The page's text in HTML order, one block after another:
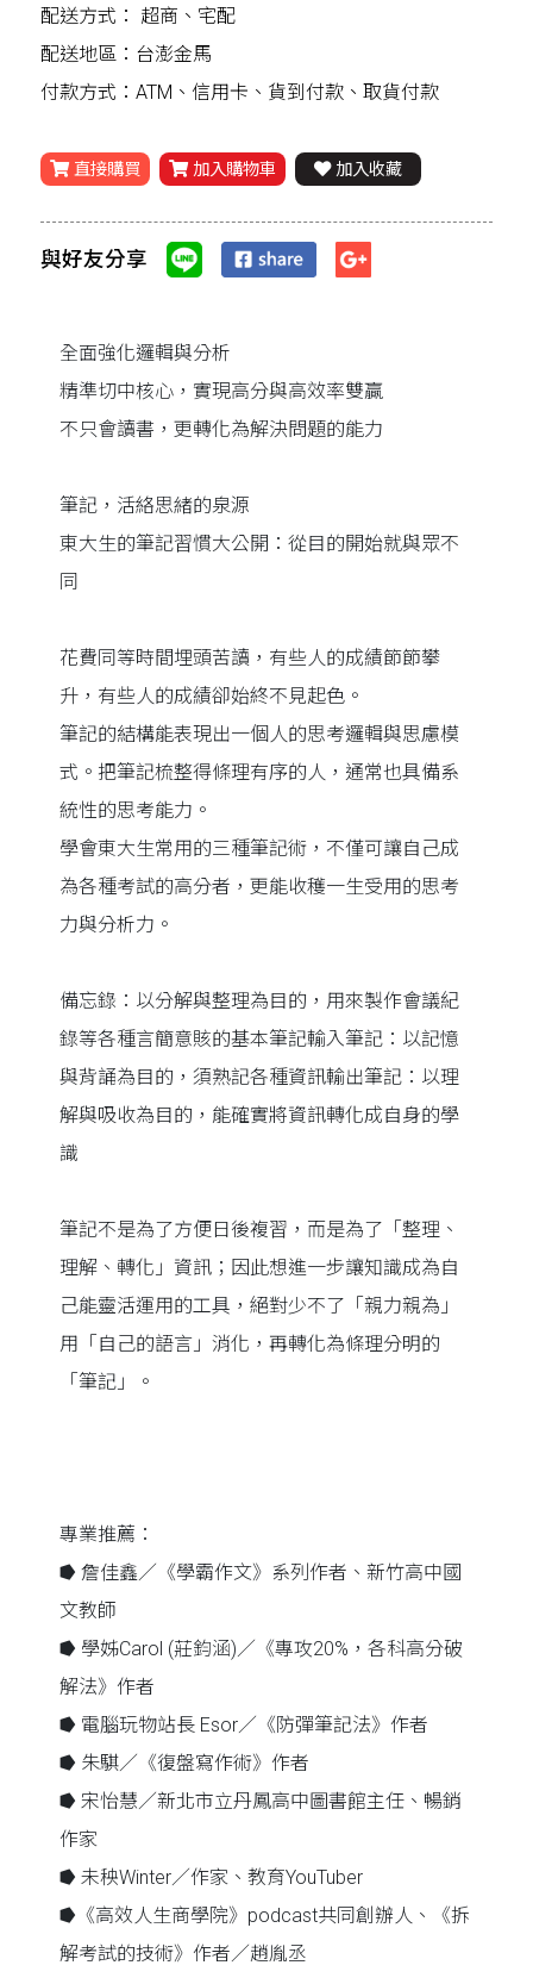
配送方式： 超商、宅配
配送地區：台澎金馬
付款方式：ATM、信用卡、貨到付款、取貨付款
直接購買 加入購物車 加入收藏
與好友分享
全面強化邏輯與分析
精準切中核心，實現高分與高效率雙贏
不只會讀書，更轉化為解決問題的能力
筆記，活絡思緒的泉源
東大生的筆記習慣大公開：從目的開始就與眾不
同
花費同等時間埋頭苦讀，有些人的成績節節攀
升，有些人的成績卻始終不見起色。
筆記的結構能表現出一個人的思考邏輯與思慮模
式。把筆記梳整得條理有序的人，通常也具備系
統性的思考能力。
學會東大生常用的三種筆記術，不僅可讓自己成
為各種考試的高分者，更能收穫一生受用的思考
力與分析力。
備忘錄：以分解與整理為目的，用來製作會議紀
錄等各種言簡意賅的基本筆記輸入筆記：以記憶
與背誦為目的，須熟記各種資訊輸出筆記：以理
解與吸收為目的，能確實將資訊轉化成自身的學
識
筆記不是為了方便日後複習，而是為了「整理、
理解、轉化」資訊；因此想進一步讓知識成為自
己能靈活運用的工具，絕對少不了「親力親為」
用「自己的語言」消化，再轉化為條理分明的
「筆記」。
專業推薦：
⭓ 詹佳鑫／《學霸作文》系列作者、新竹高中國
文教師
⭓ 學姊Carol (莊鈞涵)／《專攻20%，各科高分破
解法》作者
⭓ 電腦玩物站長 Esor／《防彈筆記法》作者
⭓ 朱騏／《復盤寫作術》作者
⭓ 宋怡慧／新北市立丹鳳高中圖書館主任、暢銷
作家
⭓ 未秧Winter／作家、教育YouTuber
⭓《高效人生商學院》podcast共同創辦人、《拆
解考試的技術》作者／趙胤丞